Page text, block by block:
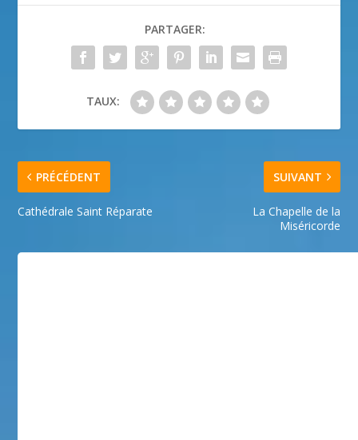
PARTAGER:
TAUX:
PRÉCÉDENT
Cathédrale Saint Réparate
SUIVANT
La Chapelle de la
Miséricorde